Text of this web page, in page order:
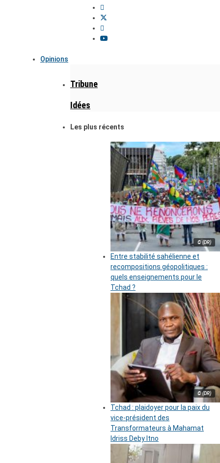
Opinions
Tribune
Idées
Les plus récents
© (DR)
Entre stabilité sahélienne et
recompositions géopolitiques :
quels enseignements pour le
Tchad ?
© (DR)
Tchad : plaidoyer pour la paix du
vice-président des
Transformateurs à Mahamat
Idriss Deby Itno